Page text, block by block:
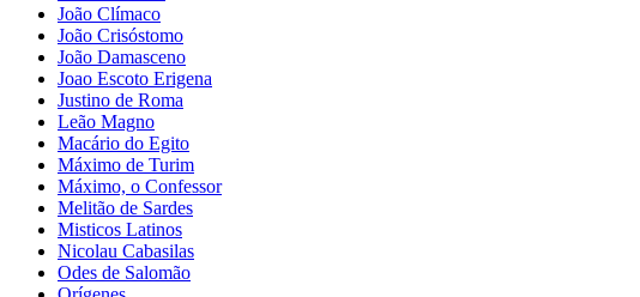
João Clímaco
João Crisóstomo
João Damasceno
Joao Escoto Erigena
Justino de Roma
Leão Magno
Macário do Egito
Máximo de Turim
Máximo, o Confessor
Melitão de Sardes
Misticos Latinos
Nicolau Cabasilas
Odes de Salomão